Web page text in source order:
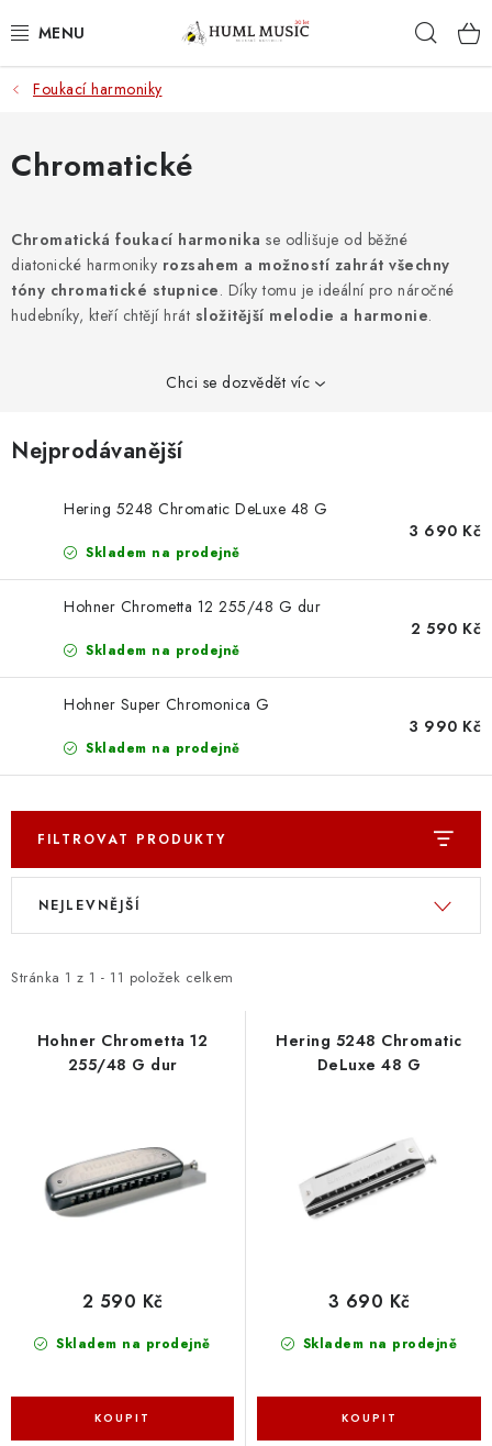
na
KYTARY
UKULELE
KLÁVESY
BICÍ
KYTAROVÉ PŘÍSLUŠENSTVÍ
AKCE A SLEVY
KONTAKTY
ODSTOUPENÍ OD SMLOUVY
ZÁSADY ZPRACOVÁNÍ OSOBNÍCH ÚDAJŮ
KONTAKTY O E-SHOPU
OBCHODNÍ PODMÍNKY
ODSTOUPENÍ OD SMLOUVY
ZÁSADY ZPRACOVÁNÍ OSOBNÍCH ÚDAJŮ
Foukací harmoniky
Chromatické
Chromatická foukací harmonika se odlišuje od běžné
diatonické harmoniky rozsahem a možností zahrát všechny
tóny chromatické stupnice. Díky tomu je ideální pro náročné
hudebníky, kteří chtějí hrát složitější melodie a harmonie.
Chci se dozvědět víc
Nejprodávanější
Hering 5248 Chromatic DeLuxe 48 G
Skladem na prodejně
3 690 Kč
Hohner Chrometta 12 255/48 G dur
Skladem na prodejně
2 590 Kč
Hohner Super Chromonica G
Skladem na prodejně
3 990 Kč
FILTROVAT PRODUKTY
V
i
Stránka 1 z 1 - 11 položek celkem
Ř
e
NEJLEVNĚJŠÍ
Hohner Chrometta 12
255/48 G dur
Skladem na prodejně
2 590 Kč
Hering 5248 Chromatic
DeLuxe 48 G
Skladem na prodejně
3 690 Kč